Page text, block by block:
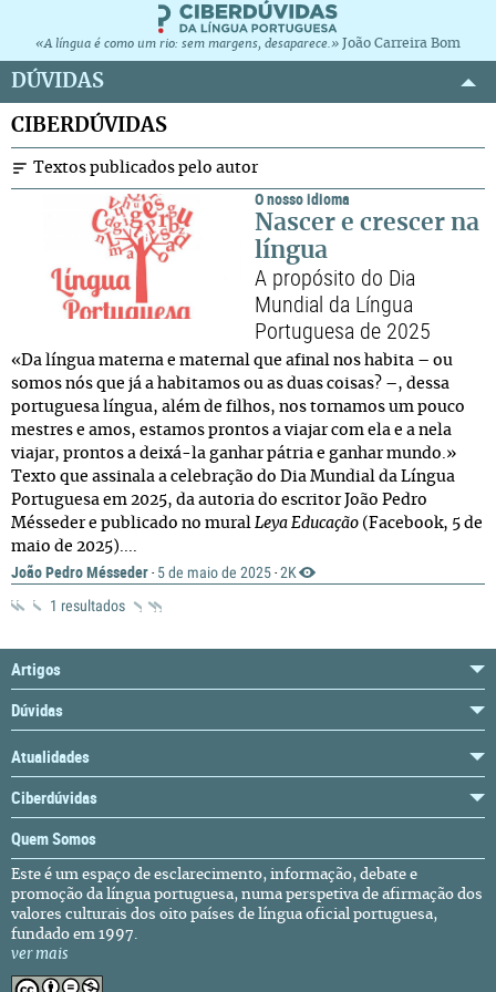
«A língua é como um rio: sem margens, desaparece.» João Carreira Bom
DÚVIDAS
CIBERDÚVIDAS
Textos publicados pelo autor
O nosso idioma
Nascer e crescer na
língua
A propósito do Dia
Mundial da Língua
Portuguesa de 2025
«Da língua materna e maternal que afinal nos habita – ou
somos nós que já a habitamos ou as duas coisas? –, dessa
portuguesa língua, além de filhos, nos tornamos um pouco
mestres e amos, estamos prontos a viajar com ela e a nela
viajar, prontos a deixá-la ganhar pátria e ganhar mundo.»
Texto que assinala a celebração do Dia Mundial da Língua
Portuguesa em 2025, da autoria do escritor João Pedro
Mésseder e publicado no mural Leya Educação (Facebook, 5 de
maio de 2025)....
João Pedro Mésseder · 5 de maio de 2025 · 2K
1 resultados
Artigos
Dúvidas
Atualidades
Ciberdúvidas
Quem Somos
Este é um espaço de esclarecimento, informação, debate e
promoção da língua portuguesa, numa perspetiva de afirmação dos
valores culturais dos oito países de língua oficial portuguesa,
fundado em 1997.
ver mais